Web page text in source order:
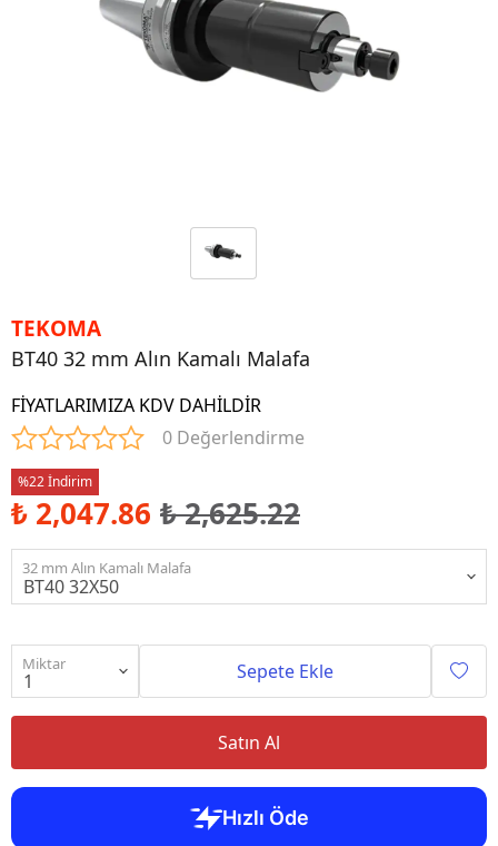
TEKOMA
BT40 32 mm Alın Kamalı Malafa
FİYATLARIMIZA KDV DAHİLDİR
0 Değerlendirme
%22 İndirim
₺ 2,047.86 ₺ 2,625.22
32 mm Alın Kamalı Malafa
Miktar Sepete Ekle
Satın Al